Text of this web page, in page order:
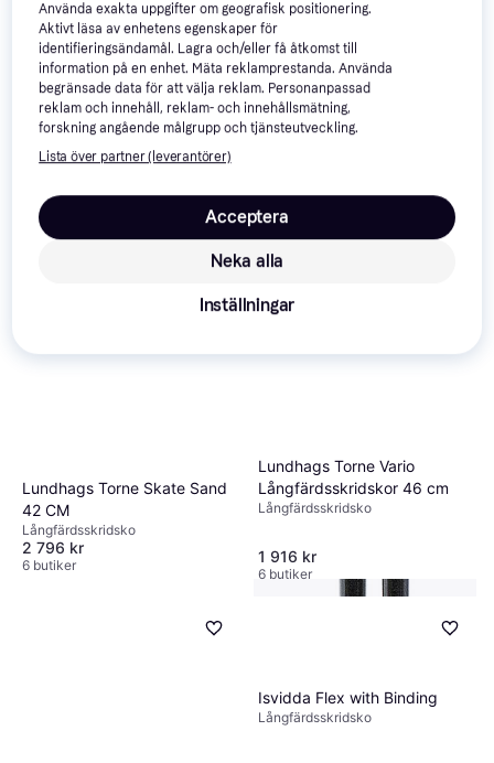
Isvidda Trekking
1 037 kr
5 butiker
Zandstra Blade BC
3 396 kr
5 butiker
Lundhags Torne Skate Sand
42 CM
Långfärdsskridsko
2 796 kr
6 butiker
Lundhags Torne Vario
Långfärdsskridskor 46 cm
Långfärdsskridsko
1 916 kr
6 butiker
Isvidda Flex with Binding
Långfärdsskridsko
Använda exakta uppgifter om geografisk positionering.
Aktivt läsa av enhetens egenskaper för
identifieringsändamål. Lagra och/eller få åtkomst till
information på en enhet. Mäta reklamprestanda. Använda
begränsade data för att välja reklam. Personanpassad
reklam och innehåll, reklam- och innehållsmätning,
forskning angående målgrupp och tjänsteutveckling.
Lista över partner (leverantörer)
Neka alla
Acceptera
Inställningar